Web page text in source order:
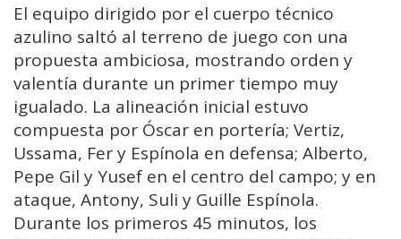
El equipo dirigido por el cuerpo técnico
azulino saltó al terreno de juego con una
propuesta ambiciosa, mostrando orden y
valentía durante un primer tiempo muy
igualado. La alineación inicial estuvo
compuesta por Óscar en portería; Vertiz,
Ussama, Fer y Espínola en defensa; Alberto,
Pepe Gil y Yusef en el centro del campo; y en
ataque, Antony, Suli y Guille Espínola.
Durante los primeros 45 minutos, los